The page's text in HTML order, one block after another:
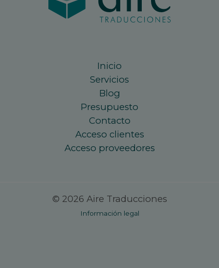
Inicio
Servicios
Blog
Presupuesto
Contacto
Acceso clientes
Acceso proveedores
© 2026 Aire Traducciones
Información legal